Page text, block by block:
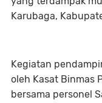
Karubaga,
Kegiatan
oleh Kasat Binmas
bersama personel